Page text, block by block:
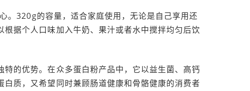
。320g的容量，适合家庭使用，无论是自己享用还
据个人口味加入牛奶、果汁或者水中搅拌均匀后饮
的优势。在众多蛋白粉产品中，它以益生菌、高钙
质，又希望同时兼顾肠道健康和骨骼健康的消费者